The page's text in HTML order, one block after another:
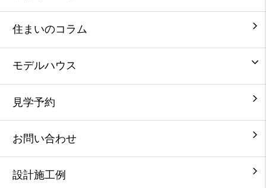
住まいのコラム
モデルハウス
見学予約
お問い合わせ
設計施工例